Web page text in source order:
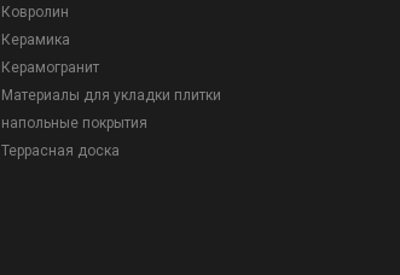
Ковролин
Керамика
Керамогранит
Материалы для укладки плитки
напольные покрытия
Террасная доска